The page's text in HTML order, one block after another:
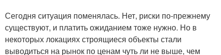
Сегодня ситуация поменялась. Нет, риски по-прежнему
существуют, и платить ожиданием тоже нужно. Но в
некоторых локациях строящиеся объекты стали
выводиться на рынок по ценам чуть ли не выше, чем